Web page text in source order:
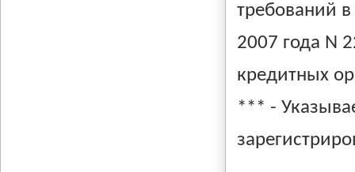
требований
2007 года N
кредитных
*** -